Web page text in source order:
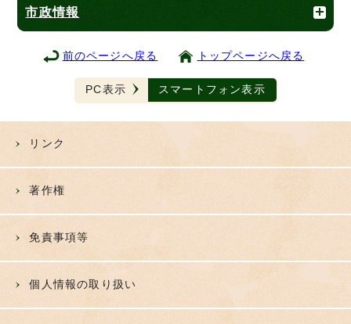
市政情報
前のページへ戻る トップページへ戻る
PC表示 スマートフォン表示
リンク
著作権
免責事項等
個人情報の取り扱い